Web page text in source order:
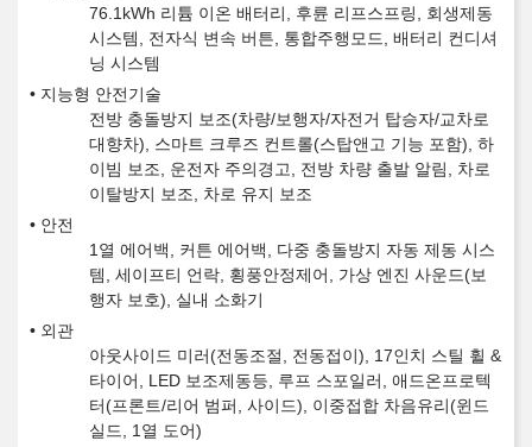
76.1kWh 리튬 이온 배터리, 후륜 리프스프링, 회생제동
시스템, 전자식 변속 버튼, 통합주행모드, 배터리 컨디셔
닝 시스템
지능형 안전기술
전방 충돌방지 보조(차량/보행자/자전거 탑승자/교차로
대향차), 스마트 크루즈 컨트롤(스탑앤고 기능 포함), 하
이빔 보조, 운전자 주의경고, 전방 차량 출발 알림, 차로
이탈방지 보조, 차로 유지 보조
안전
1열 에어백, 커튼 에어백, 다중 충돌방지 자동 제동 시스
템, 세이프티 언락, 횡풍안정제어, 가상 엔진 사운드(보
행자 보호), 실내 소화기
외관
아웃사이드 미러(전동조절, 전동접이), 17인치 스틸 휠 &
타이어, LED 보조제동등, 루프 스포일러, 애드온프로텍
터(프론트/리어 범퍼, 사이드), 이중접합 차음유리(윈드
실드, 1열 도어)